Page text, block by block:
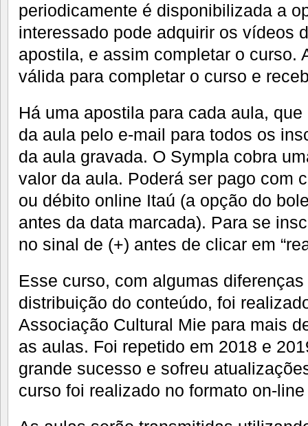
periodicamente é disponibilizada a
interessado pode adquirir os vídeos
apostila, e assim completar o curso.
válida para completar o curso e
Há uma apostila para cada aula,
da aula pelo e-mail para todos os
da aula gravada. O Sympla cobra
valor da aula. Poderá ser pago com
ou débito online Itaú (a opção do
antes da data marcada). Para se
no sinal de (+) antes de clicar em
Esse curso, com algumas diferenças
distribuição do conteúdo, foi
Associação Cultural Mie para mais
as aulas. Foi repetido em 2018 e
grande sucesso e sofreu
curso foi realizado no formato on-